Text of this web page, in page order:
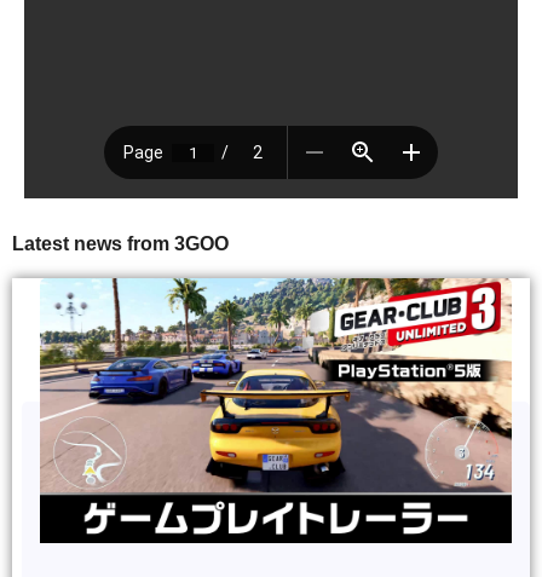
Latest news from 3GOO